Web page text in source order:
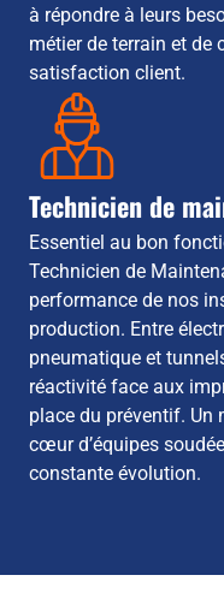
à répondre à leurs
métier de terrain et
satisfaction client.
Technicien de
Essentiel au bon
Technicien de
performance de nos
production. Entre
pneumatique et
réactivité face aux
place du préventif. Un
cœur d’équipes
constante évolution.